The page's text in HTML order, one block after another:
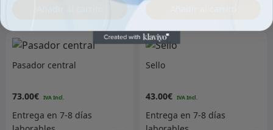
Pasador central
73.00€
Sello
43.00€